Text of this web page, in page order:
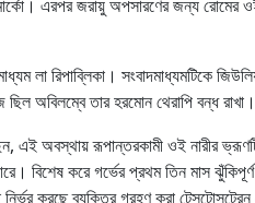
এরপর জরায়ু অপসারণের জন্য রোমের ওই
লা রিপাব্লিকা। সংবাদমাধ্যমটিকে
অবিলম্বে তার হরমোন থেরাপি বন্ধ রাখা।
এই অবস্থায় রূপান্তরকামী ওই নারীর
বিশেষ করে গর্ভের প্রথম তিন মাস
করছে ব্যক্তির গ্রহণ করা